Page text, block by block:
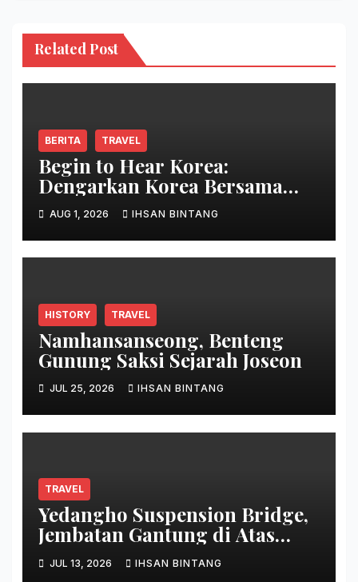
Related Post
BERITA TRAVEL
Begin to Hear Korea:
Dengarkan Korea Bersama
Park Bo Gum
AUG 1, 2026 IHSAN BINTANG
HISTORY TRAVEL
Namhansanseong, Benteng
Gunung Saksi Sejarah Joseon
JUL 25, 2026 IHSAN BINTANG
TRAVEL
Yedangho Suspension Bridge,
Jembatan Gantung di Atas
Danau
JUL 13, 2026 IHSAN BINTANG